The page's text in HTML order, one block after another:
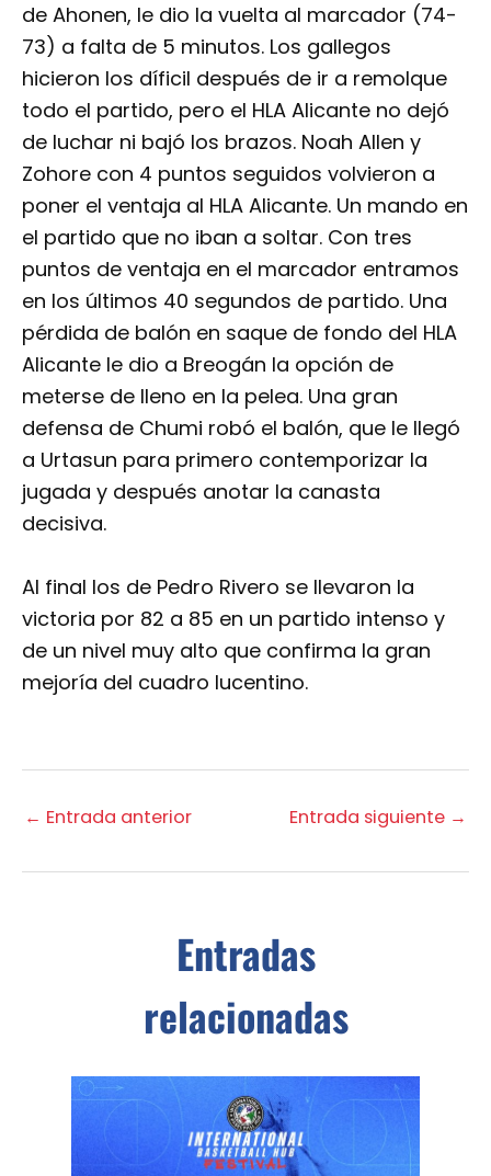
de Ahonen, le dio la vuelta al marcador (74-
73) a falta de 5 minutos. Los gallegos
hicieron los díficil después de ir a remolque
todo el partido, pero el HLA Alicante no dejó
de luchar ni bajó los brazos. Noah Allen y
Zohore con 4 puntos seguidos volvieron a
poner el ventaja al HLA Alicante. Un mando en
el partido que no iban a soltar. Con tres
puntos de ventaja en el marcador entramos
en los últimos 40 segundos de partido. Una
pérdida de balón en saque de fondo del HLA
Alicante le dio a Breogán la opción de
meterse de lleno en la pelea. Una gran
defensa de Chumi robó el balón, que le llegó
a Urtasun para primero contemporizar la
jugada y después anotar la canasta
decisiva.
Al final los de Pedro Rivero se llevaron la
victoria por 82 a 85 en un partido intenso y
de un nivel muy alto que confirma la gran
mejoría del cuadro lucentino.
← Entrada anterior Entrada siguiente →
Entradas
relacionadas